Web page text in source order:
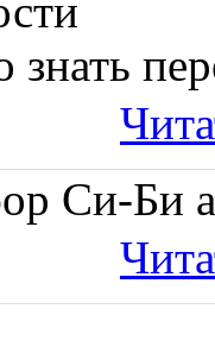
знать
Си-Би